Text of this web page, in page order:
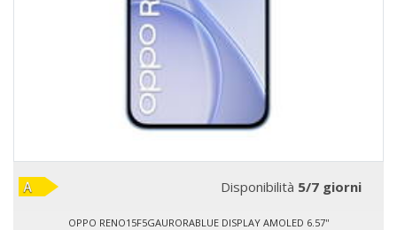
Disponibilità 5/7 giorni
OPPO RENO15F5GAURORABLUE DISPLAY AMOLED 6.57''